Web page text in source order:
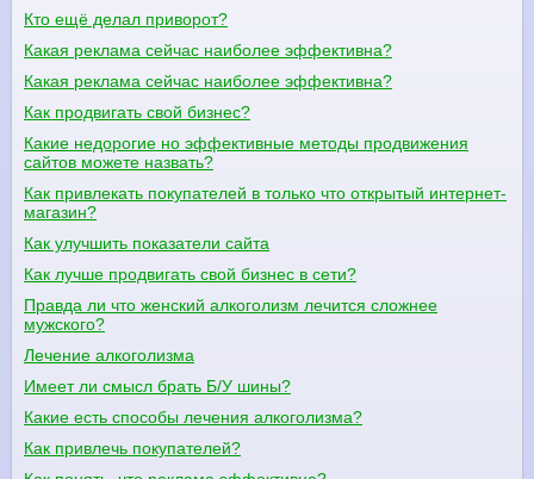
Кто ещё делал приворот?
Какая реклама сейчас наиболее эффективна?
Какая реклама сейчас наиболее эффективна?
Как продвигать свой бизнес?
Какие недорогие но эффективные методы продвижения
сайтов можете назвать?
Как привлекать покупателей в только что открытый интернет-
магазин?
Как улучшить показатели сайта
Как лучше продвигать свой бизнес в сети?
Правда ли что женский алкоголизм лечится сложнее
мужского?
Лечение алкоголизма
Имеет ли смысл брать Б/У шины?
Какие есть способы лечения алкоголизма?
Как привлечь покупателей?